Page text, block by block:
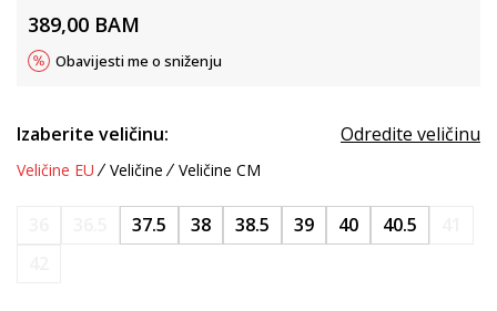
389,00 BAM
Obavijesti me o sniženju
Izaberite veličinu: Odredite veličinu
Veličine EU Veličine Veličine CM
37.5 38 38.5 39 40 40.5